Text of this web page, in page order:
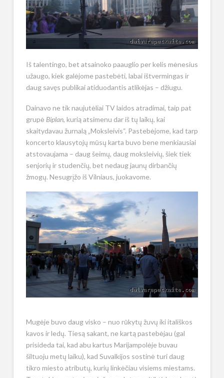
Iš talentingo, bet atsainoko paauglio per kelis mėnesius
užaugo, kiek galėjome pastebėti, labai ištvermingas ir
daug savęs publikai atiduodantis atlikėjas – džiugu.
Dainavo ne tik naujutėliai TV laidos atradimai, taip pat
grupė Biplan, kurią atsimenu dar iš tų laikų, kai
skaitydavau žurnalą „Moksleivis“. Pastebėjome, kad tarp
koncerto klausytojų mūsų karta buvo bene menkiausiai
atstovaujama – daug šeimų, daug moksleivių, šiek tiek
senjorių ir studenčių, bet nedaug jaunų dirbančių
žmogų. Nesugrįžo iš Vilniaus, juokavome.
Mugėje buvo daug visko – nuo rūkytų žuvų iki itališkos
kavos ir ledų. Tiesą sakant, ne kartą pastebėjau (gal
prisideda tai, kad abu kartus Marijampolėje buvau
šiltuoju metų laiku), kad Suvalkijos sostinė turi daug
tikro miesto atributų, kurių linkėčiau visiems miestams.